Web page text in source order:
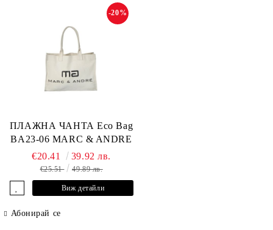
ПЛАЖНА ЧАНТА Eco Bag
BA23-06 MARC & ANDRE
-20%
€20.41 39.92 лв.
€25.51 49.89 лв.
Виж детайли
Абонирай се